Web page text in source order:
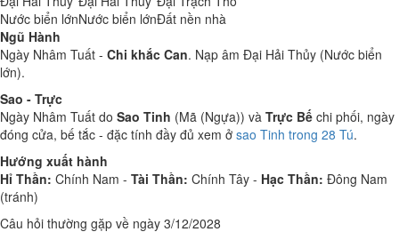
Nước biển lớnNước biển lớnĐất nền nhà
Ngũ Hành
Ngày Nhâm Tuất - Chi khắc Can. Nạp âm Đại Hải Thủy (Nước biển
lớn).
Sao - Trực
Ngày Nhâm Tuất do Sao Tinh (Mã (Ngựa)) và Trực Bế chi phối, ngày
đóng cửa, bế tắc - đặc tính đầy đủ xem ở sao Tinh trong 28 Tú.
Hướng xuất hành
Hỉ Thần: Chính Nam - Tài Thần: Chính Tây - Hạc Thần: Đông Nam
(tránh)
Câu hỏi thường gặp về ngày 3/12/2028